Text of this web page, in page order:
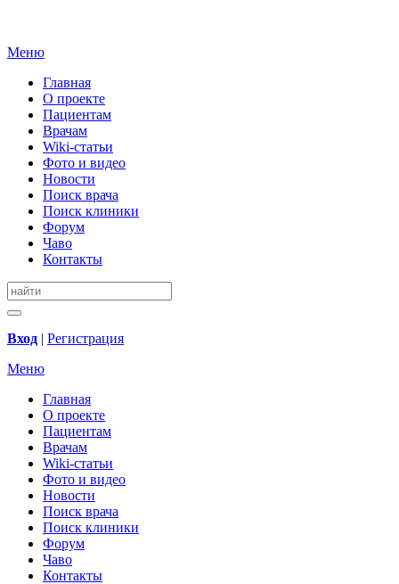
Меню
Главная
О проекте
Пациентам
Врачам
Wiki-статьи
Фото и видео
Новости
Поиск врача
Поиск клиники
Форум
Чаво
Контакты
Вход | Регистрация
Меню
Главная
О проекте
Пациентам
Врачам
Wiki-статьи
Фото и видео
Новости
Поиск врача
Поиск клиники
Форум
Чаво
Контакты